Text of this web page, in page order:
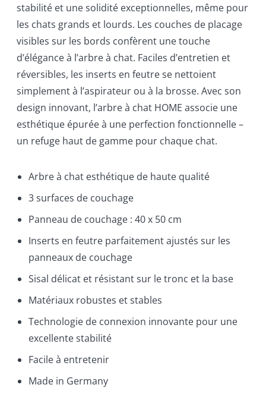
stabilité et une solidité exceptionnelles, même pour
les chats grands et lourds. Les couches de placage
visibles sur les bords confèrent une touche
d’élégance à l’arbre à chat. Faciles d’entretien et
réversibles, les inserts en feutre se nettoient
simplement à l’aspirateur ou à la brosse. Avec son
design innovant, l’arbre à chat HOME associe une
esthétique épurée à une perfection fonctionnelle –
un refuge haut de gamme pour chaque chat.
Arbre à chat esthétique de haute qualité
3 surfaces de couchage
Panneau de couchage : 40 x 50 cm
Inserts en feutre parfaitement ajustés sur les
panneaux de couchage
Sisal délicat et résistant sur le tronc et la base
Matériaux robustes et stables
Technologie de connexion innovante pour une
excellente stabilité
Facile à entretenir
Made in Germany